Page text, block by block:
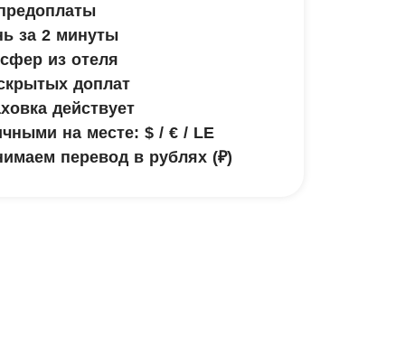
за 2 минуты
из отеля
доплат
действует
на месте: $ / € / LE
перевод в рублях (₽)